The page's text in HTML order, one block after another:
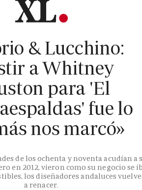
& Lucchino:
a Whitney
para 'El
fue lo
nos marcó»
de los ochenta y noventa acudían a
en 2012, vieron como su negocio se
los diseñadores andaluces
a renacer.